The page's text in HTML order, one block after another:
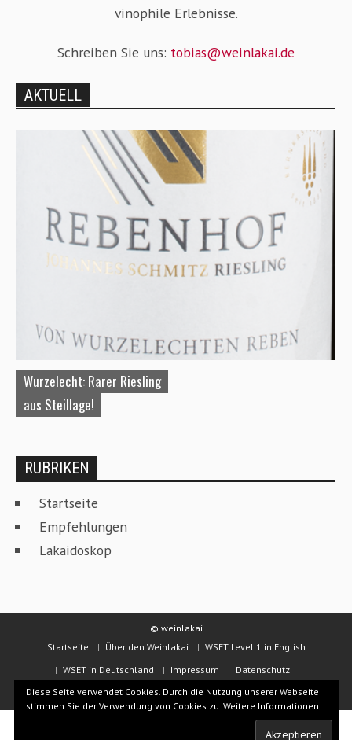
vinophile Erlebnisse.
Schreiben Sie uns: tobias@weinlakai.de
AKTUELL
Wurzelecht: Rarer Riesling
aus Steillage!
RUBRIKEN
Startseite
Empfehlungen
Lakaidoskop
© weinlakai
Startseite
Über den Weinlakai
WSET Level 1 in English
WSET in Deutschland
Impressum
Datenschutz
Kontakt & Beratung
Diese Seite verwendet Cookies. Durch die Nutzung unserer Webseite
stimmen Sie der Verwendung von Cookies zu. Weitere Informationen.